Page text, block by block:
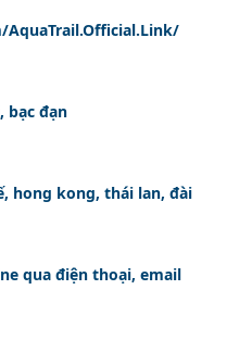
bạc đạn
hong kong, thái lan, đài
qua điện thoại, email